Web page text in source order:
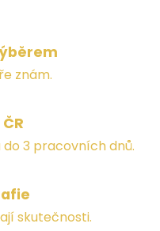
znám.
3 pracovních dnů.
skutečnosti.